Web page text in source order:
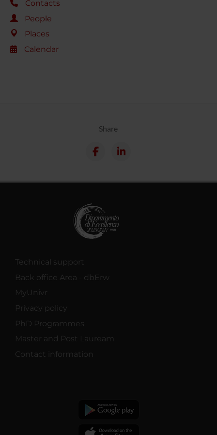
Contacts
People
Places
Calendar
Share
Technical support
Back office Area - dbErw
MyUnivr
Privacy policy
PhD Programmes
Master and Post Lauream
Contact information